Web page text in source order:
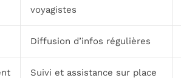
voyagistes
Diffusion d’infos régulières
Suivi et assistance sur place